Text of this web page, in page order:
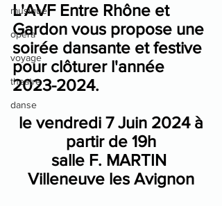
musique
opéra
voyage
theatre
danse
L'AVF Entre Rhône et
Gardon vous propose une
soirée dansante et festive
pour clôturer l'année
2023-2024.
le vendredi 7 Juin 2024 à
partir de 19h
salle F. MARTIN
Villeneuve les Avignon